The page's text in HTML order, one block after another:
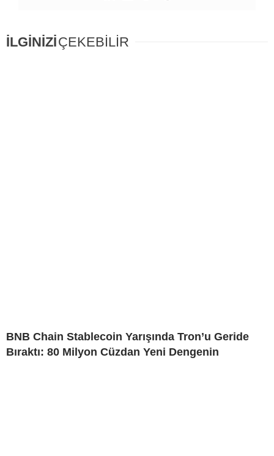
İLGİNİZİÇEKEBİLİR
BNB Chain Stablecoin Yarışında Tron’u Geride
Bıraktı: 80 Milyon Cüzdan Yeni Dengenin